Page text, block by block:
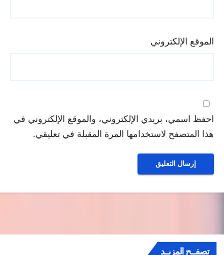
الموقع الإلكتروني
احفظ اسمي، بريدي الإلكتروني، والموقع الإلكتروني في
هذا المتصفح لاستخدامها المرة المقبلة في تعليقي.
تصفــح المزيــد